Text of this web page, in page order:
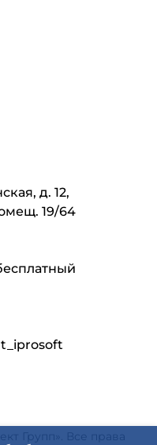
д. 12,
19/64
Групп». Все права